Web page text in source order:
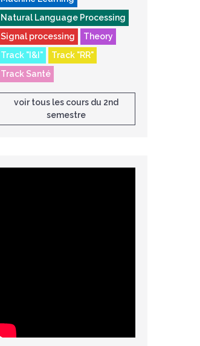
Natural Language Processing
Signal processing
Theory
Track "I&I"
Track "RR"
Track Santé
voir tous les cours du 2nd
semestre